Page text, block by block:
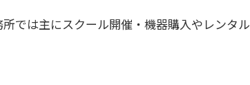
では主にスクール開催・機器購入やレンタ